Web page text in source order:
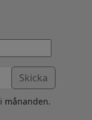
Skicka
månanden.